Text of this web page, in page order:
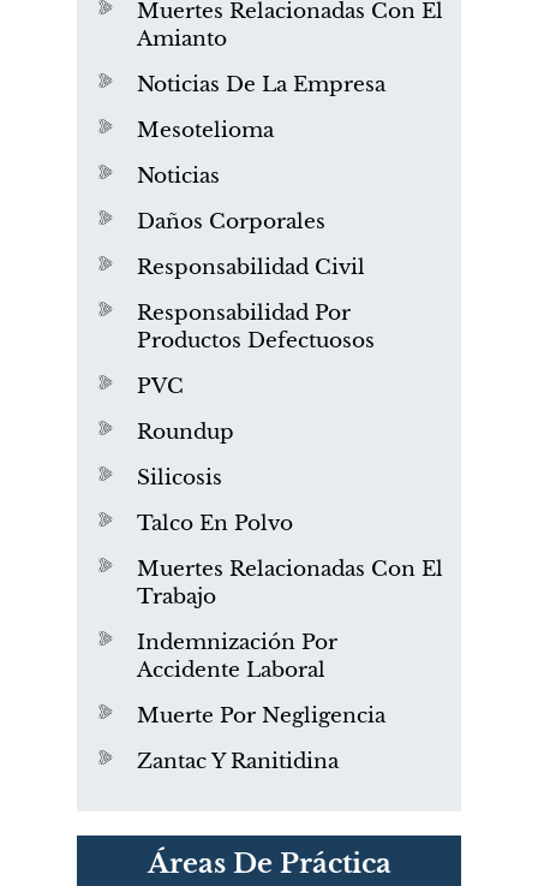
Muertes Relacionadas Con El
Amianto
Noticias De La Empresa
Mesotelioma
Noticias
Daños Corporales
Responsabilidad Civil
Responsabilidad Por
Productos Defectuosos
PVC
Roundup
Silicosis
Talco En Polvo
Muertes Relacionadas Con El
Trabajo
Indemnización Por
Accidente Laboral
Muerte Por Negligencia
Zantac Y Ranitidina
Áreas De Práctica
PVC Cloruro de polivinilo
Exposición